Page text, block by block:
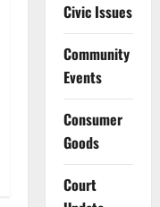
Civic Issues
Community
Events
Consumer
Goods
Court